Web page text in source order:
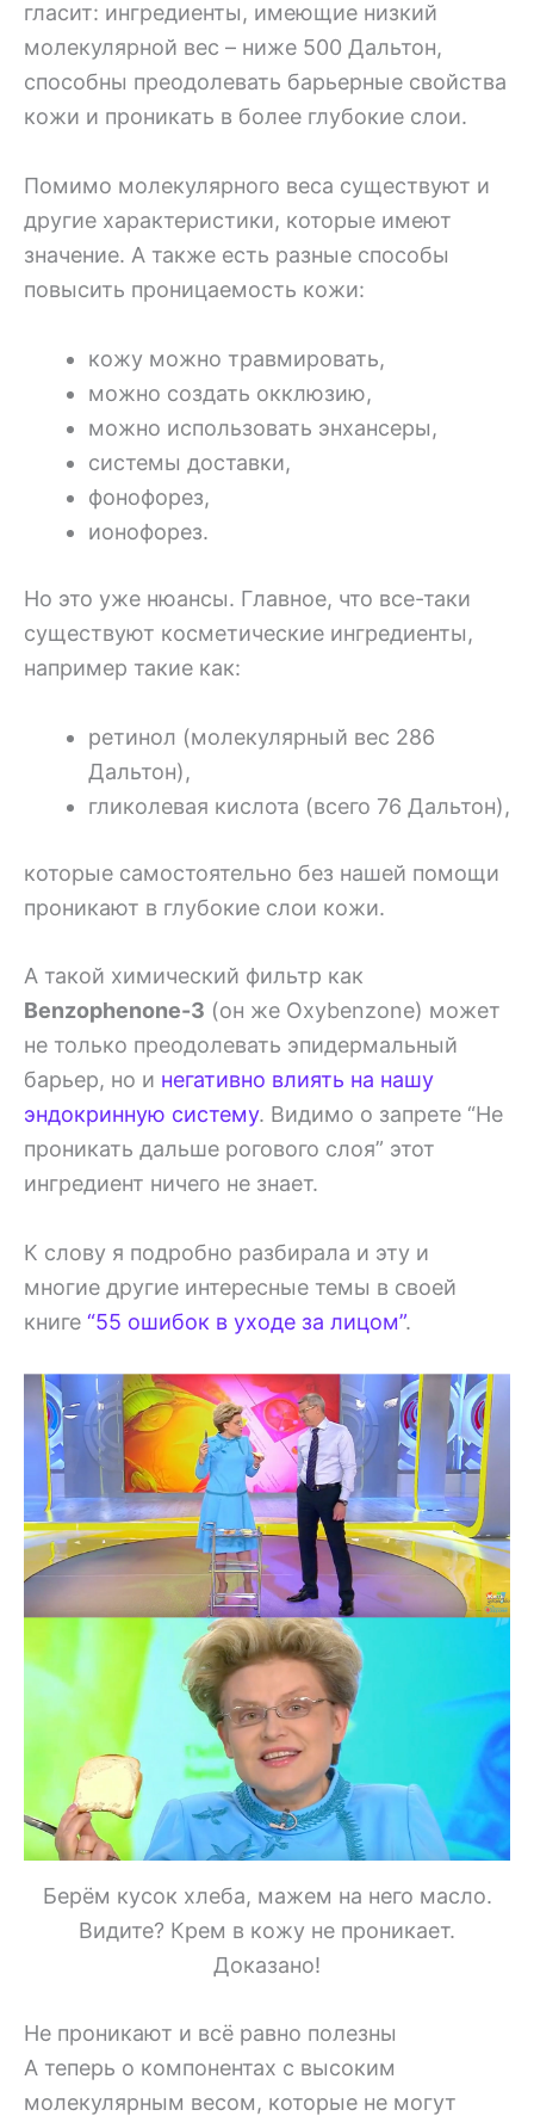
гласит: ингредиенты, имеющие низкий
молекулярной вес – ниже 500 Дальтон,
способны преодолевать барьерные свойства
кожи и проникать в более глубокие слои.
Помимо молекулярного веса существуют и
другие характеристики, которые имеют
значение. А также есть разные способы
повысить проницаемость кожи:
кожу можно травмировать,
можно создать окклюзию,
можно использовать энхансеры,
системы доставки,
фонофорез,
ионофорез.
Но это уже нюансы. Главное, что все-таки
существуют косметические ингредиенты,
например такие как:
ретинол (молекулярный вес 286
Дальтон),
гликолевая кислота (всего 76 Дальтон),
которые самостоятельно без нашей помощи
проникают в глубокие слои кожи.
А такой химический фильтр как
Benzophenone-3 (он же Oxybenzone) может
не только преодолевать эпидермальный
барьер, но и негативно влиять на нашу
эндокринную систему. Видимо о запрете “Не
проникать дальше рогового слоя” этот
ингредиент ничего не знает.
К слову я подробно разбирала и эту и
многие другие интересные темы в своей
книге “55 ошибок в уходе за лицом”.
Берём кусок хлеба, мажем на него масло.
Видите? Крем в кожу не проникает.
Доказано!
Не проникают и всё равно полезны
А теперь о компонентах с высоким
молекулярным весом, которые не могут